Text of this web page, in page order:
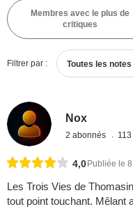
Membres avec le plus de
critiques
Filtrer par : Toutes les notes
Nox
2 abonnés
4,0 Publiée le
Les Trois Vies de
tout point touchant. Mêlant